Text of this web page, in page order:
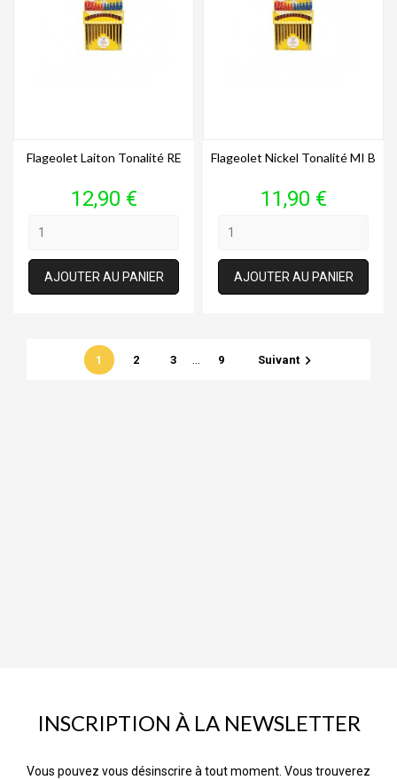
Flageolet Laiton Tonalité RE
Prix
12,90 €
AJOUTER AU PANIER
Flageolet Nickel Tonalité MI B
Prix
11,90 €
AJOUTER AU PANIER
1 2 3 9 Suivant 
INSCRIPTION À LA NEWSLETTER
Vous pouvez vous désinscrire à tout moment. Vous trouverez